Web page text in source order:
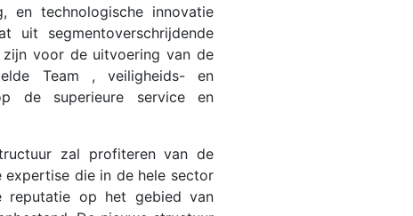
en technologische innovatie
uit segmentoverschrijdende
voor de uitvoering van de
Team , veiligheids- en
de superieure service en
zal profiteren van de
expertise die in de hele sector
reputatie op het gebied van